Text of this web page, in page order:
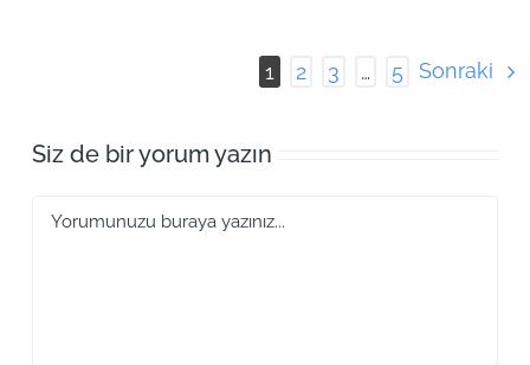
1 2 3 … 5 Sonraki
Siz de bir yorum yazın